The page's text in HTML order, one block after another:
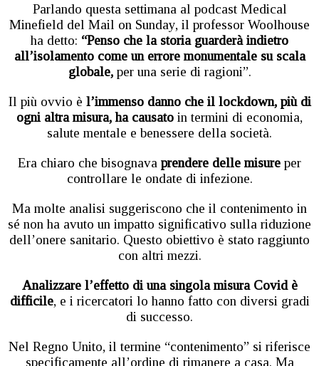
Parlando questa settimana al podcast Medical
Minefield del Mail on Sunday, il professor Woolhouse
ha detto: “Penso che la storia guarderà indietro
all’isolamento come un errore monumentale su scala
globale,per una serie di ragioni”.
Il più ovvio è l’immenso danno che il lockdown, più di
ogni altra misura, ha causato in termini di economia,
salute mentale e benessere della società.
Era chiaro che bisognava prendere delle misure per
controllare le ondate di infezione.
Ma molte analisi suggeriscono che il contenimento in
sé non ha avuto un impatto significativo sulla riduzione
dell’onere sanitario. Questo obiettivo è stato raggiunto
con altri mezzi.
Analizzare l’effetto di una singola misura Covid è
difficile, e i ricercatori lo hanno fatto con diversi gradi
di successo.
Nel Regno Unito, il termine “contenimento” si riferisce
specificamente all’ordine di rimanere a casa. Ma